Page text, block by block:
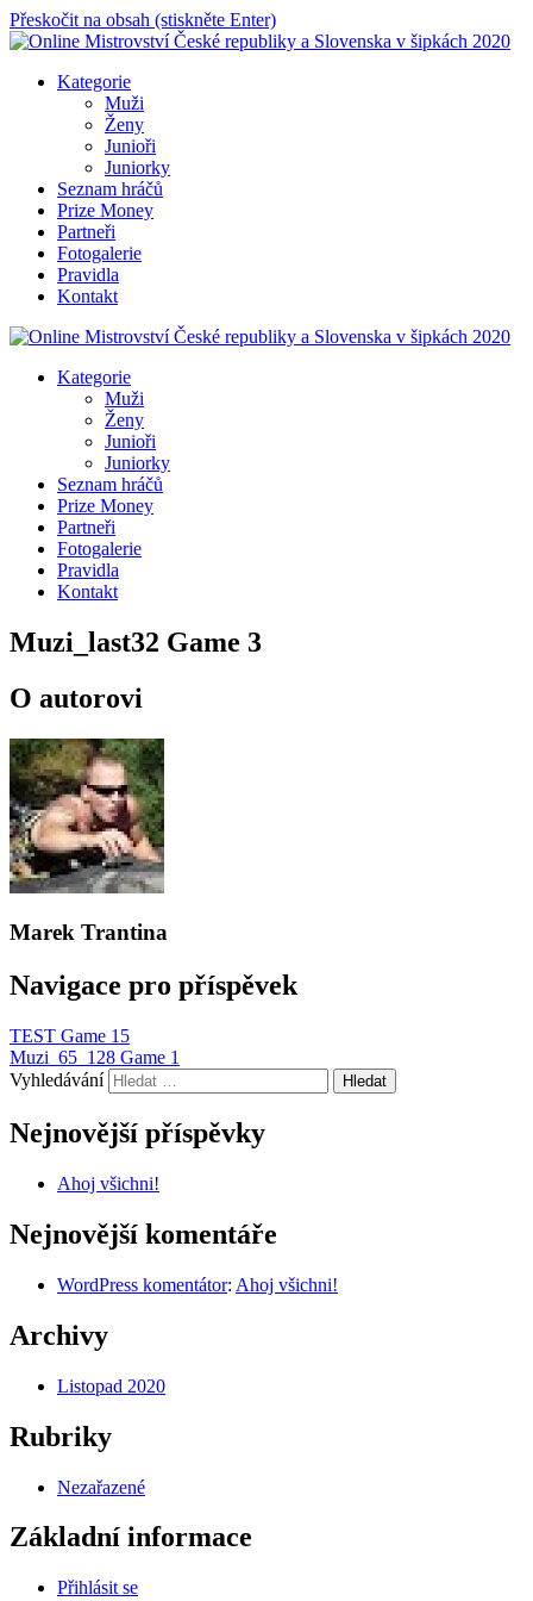
Přeskočit na obsah (stiskněte Enter)
Online Mistrovství České republiky a Slovenska v šipkách 2020
Kategorie
Muži
Ženy
Junioři
Juniorky
Seznam hráčů
Prize Money
Partneři
Fotogalerie
Pravidla
Kontakt
Online Mistrovství České republiky a Slovenska v šipkách 2020
Kategorie
Muži
Ženy
Junioři
Juniorky
Seznam hráčů
Prize Money
Partneři
Fotogalerie
Pravidla
Kontakt
Muzi_last32 Game 3
O autorovi
Marek Trantina
Navigace pro příspěvek
TEST Game 15
Muzi_65_128 Game 1
Vyhledávání
Nejnovější příspěvky
Ahoj všichni!
Nejnovější komentáře
WordPress komentátor: Ahoj všichni!
Archivy
Listopad 2020
Rubriky
Nezařazené
Základní informace
Přihlásit se